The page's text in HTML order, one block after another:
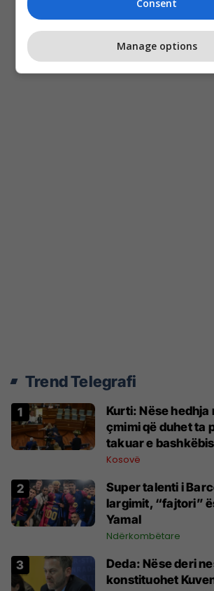
Trend Telegrafi
Kurti: Nëse hedhja
çmimi që duhet ta
takuar e
lumtur ta bëj këtë
Kosovë
Super talenti i
largimit, “fajtori”
Yamal
Ndërkombëtare
Deda: Nëse deri
konstituohet
Consent
Manage options